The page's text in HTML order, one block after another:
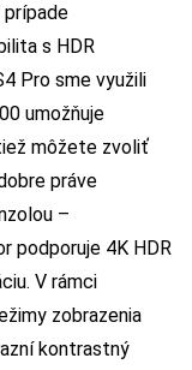
prípade
s HDR
Pro sme využili
umožňuje
môžete zvoliť
práve
–
podporuje 4K HDR
V rámci
zobrazenia
kontrastný